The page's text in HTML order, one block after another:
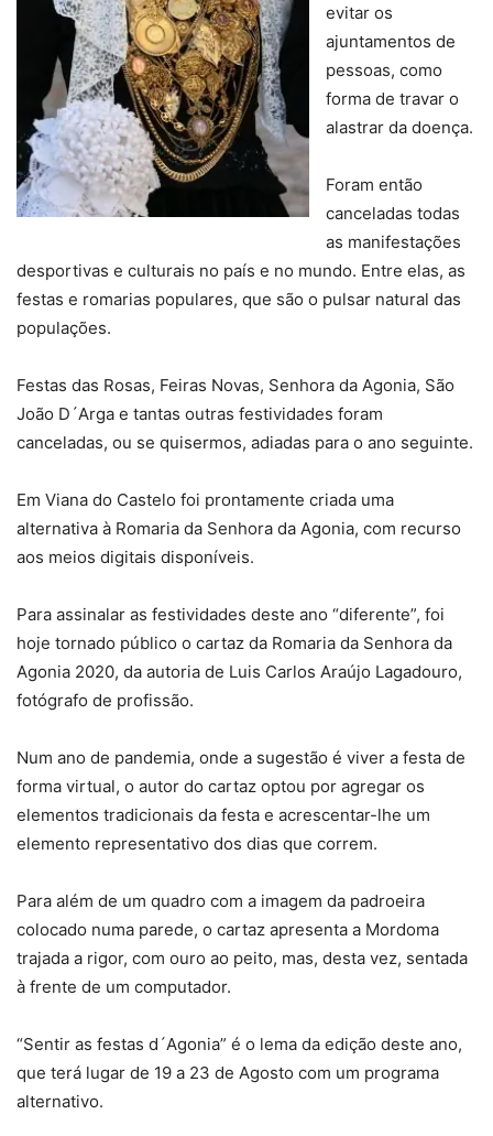
evitar os
ajuntamentos de
pessoas, como
forma de travar o
alastrar da doença.
Foram então
canceladas todas
as manifestações
desportivas e culturais no país e no mundo. Entre elas, as
festas e romarias populares, que são o pulsar natural das
populações.
Festas das Rosas, Feiras Novas, Senhora da Agonia, São
João D´Arga e tantas outras festividades foram
canceladas, ou se quisermos, adiadas para o ano seguinte.
Em Viana do Castelo foi prontamente criada uma
alternativa à Romaria da Senhora da Agonia, com recurso
aos meios digitais disponíveis.
Para assinalar as festividades deste ano “diferente”, foi
hoje tornado público o cartaz da Romaria da Senhora da
Agonia 2020, da autoria de Luis Carlos Araújo Lagadouro,
fotógrafo de profissão.
Num ano de pandemia, onde a sugestão é viver a festa de
forma virtual, o autor do cartaz optou por agregar os
elementos tradicionais da festa e acrescentar-lhe um
elemento representativo dos dias que correm.
Para além de um quadro com a imagem da padroeira
colocado numa parede, o cartaz apresenta a Mordoma
trajada a rigor, com ouro ao peito, mas, desta vez, sentada
à frente de um computador.
“Sentir as festas d´Agonia” é o lema da edição deste ano,
que terá lugar de 19 a 23 de Agosto com um programa
alternativo.